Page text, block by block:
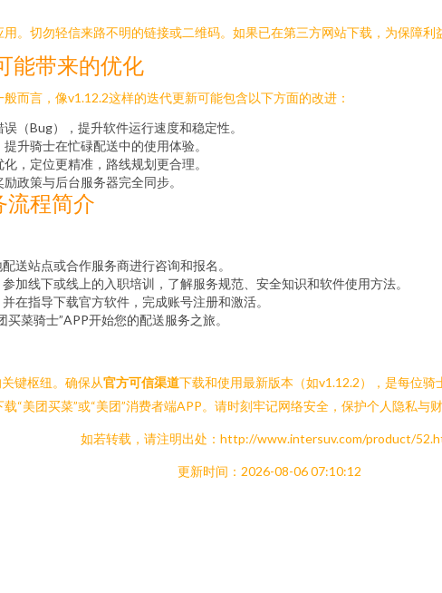
用。切勿轻信来路不明的链接或二维码。如果已在第三方网站下载，为保障利
能带来的优化
而言，像v1.12.2这样的迭代更新可能包含以下方面的改进：
（Bug），提升软件运行速度和稳定性。
升骑士在忙碌配送中的使用体验。
，定位更精准，路线规划更合理。
政策与后台服务器完全同步。
流程简介
送站点或合作服务商进行咨询和报名。
加线下或线上的入职培训，了解服务规范、安全知识和软件使用方法。
在指导下载官方软件，完成账号注册和激活。
买菜骑士”APP开始您的配送服务之旅。
键枢纽。确保从官方可信渠道下载和使用最新版本（如v1.12.2），是每位
“美团买菜”或“美团”消费者端APP。请时刻牢记网络安全，保护个人隐私与财
如若转载，请注明出处：http://www.intersuv.com/product/
更新时间：2026-08-06 07:10:12